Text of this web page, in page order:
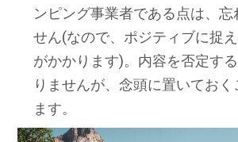
ンピング事業者である点は、忘
せん(なので、ポジティブに捉
がかかります)。内容を否定す
りませんが、念頭に置いておく
ます。